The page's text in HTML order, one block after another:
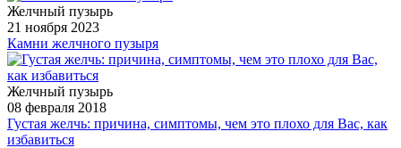
Желчный пузырь
21 ноября 2023
Камни желчного пузыря
Желчный пузырь
08 февраля 2018
Густая желчь: причина, симптомы, чем это плохо для Вас, как
избавиться